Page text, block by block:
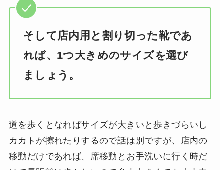
そして店内用と割り切った靴であ
れば、1つ大きめのサイズを選び
ましょう。
道を歩くとなればサイズが大きいと歩きづらいし
カカトが擦れたりするので話は別ですが、店内の
移動だけであれば、席移動とお手洗いに行く時だ